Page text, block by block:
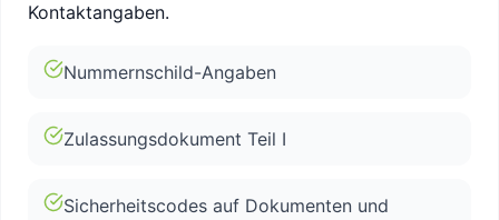
Kontaktangaben.
Nummernschild-Angaben
Zulassungsdokument Teil I
Sicherheitscodes auf Dokumenten und